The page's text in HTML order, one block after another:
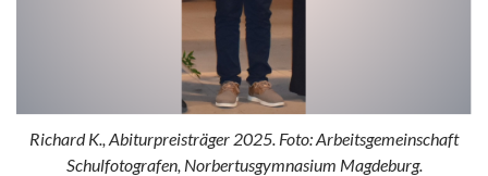
Richard K., Abiturpreisträger 2025. Foto: Arbeitsgemeinschaft
Schulfotografen, Norbertusgymnasium Magdeburg.